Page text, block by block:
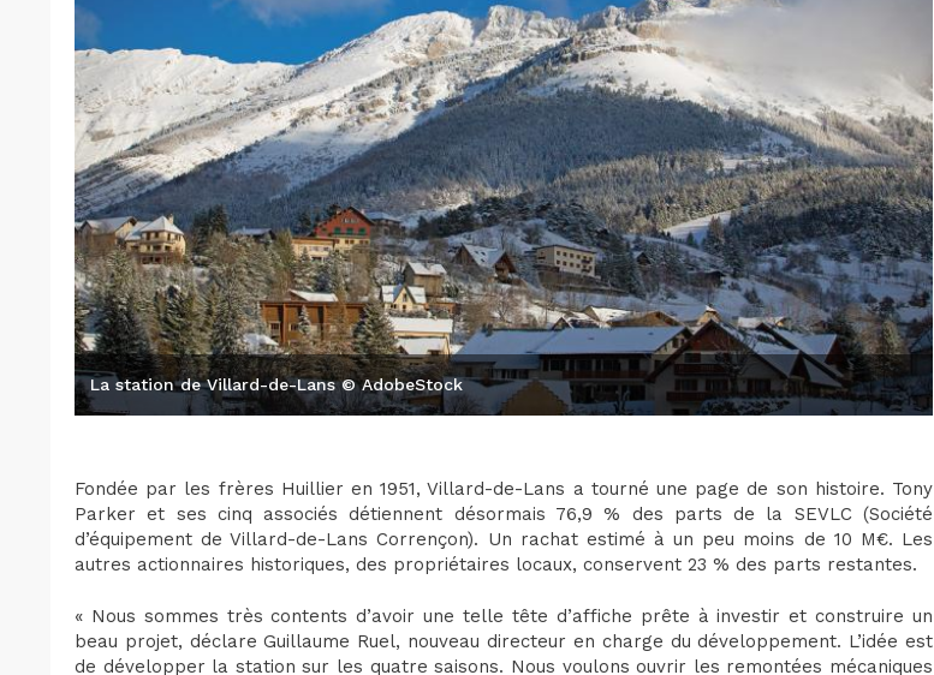
La station de Villard-de-Lans © AdobeStock
Fondée par les frères Huillier en 1951, Villard-de-Lans a tourné une page de son histoire. Tony
Parker et ses cinq associés détiennent désormais 76,9 % des parts de la SEVLC (Société
d’équipement de Villard-de-Lans Corrençon). Un rachat estimé à un peu moins de 10 M€. Les
autres actionnaires historiques, des propriétaires locaux, conservent 23 % des parts restantes.
« Nous sommes très contents d’avoir une telle tête d’affiche prête à investir et construire un
beau projet, déclare Guillaume Ruel, nouveau directeur en charge du développement. L’idée est
de développer la station sur les quatre saisons. Nous voulons ouvrir les remontées mécaniques